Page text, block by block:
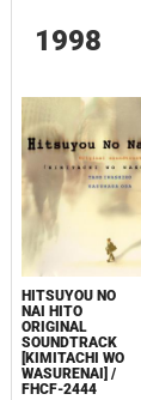
1998
HITSUYOU NO
NAI HITO
ORIGINAL
SOUNDTRACK
[KIMITACHI WO
WASURENAI] /
FHCF-2444